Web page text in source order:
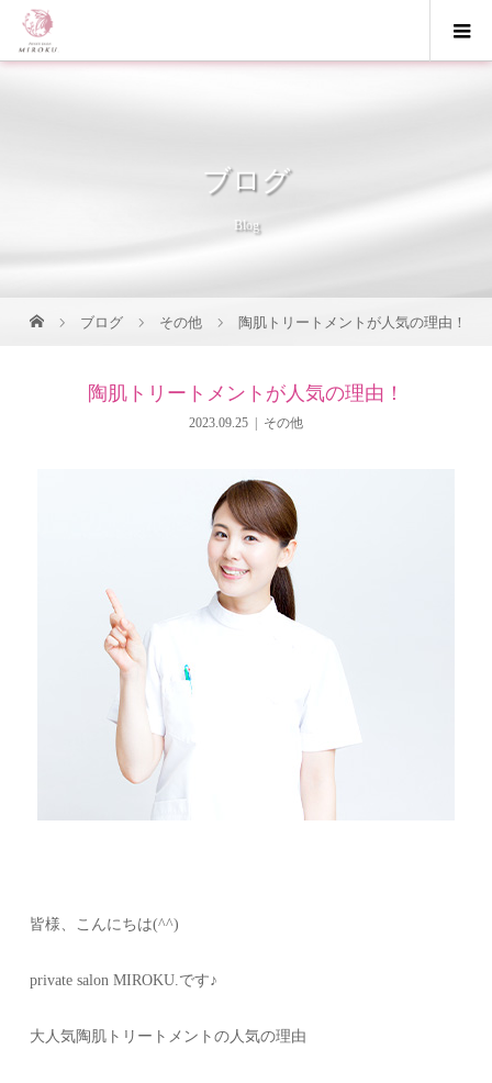
ブログ
Blog
ブログ その他 陶肌トリートメントが人気の理由！
陶肌トリートメントが人気の理由！
2023.09.25 その他
皆様、こんにちは(^^)
private salon MIROKU.です♪
大人気陶肌トリートメントの人気の理由